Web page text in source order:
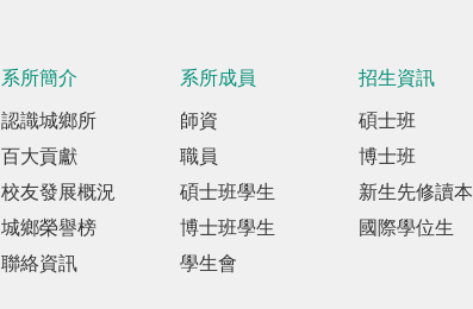
系所簡介
認識城鄉所
百大貢獻
校友發展概況
城鄉榮譽榜
聯絡資訊
系所成員
師資
職員
碩士班學生
博士班學生
學生會
招生資訊
碩士班
博士班
新生先修讀本
國際學位生